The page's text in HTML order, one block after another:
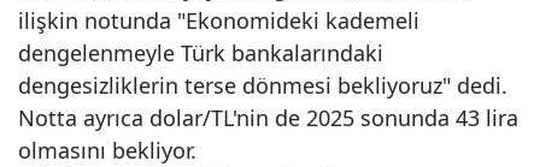
ilişkin notunda "Ekonomideki kademeli
dengelenmeyle Türk bankalarındaki
dengesizliklerin terse dönmesi bekliyoruz" dedi.
Notta ayrıca dolar/TL'nin de 2025 sonunda 43 lira
olmasını bekliyor.